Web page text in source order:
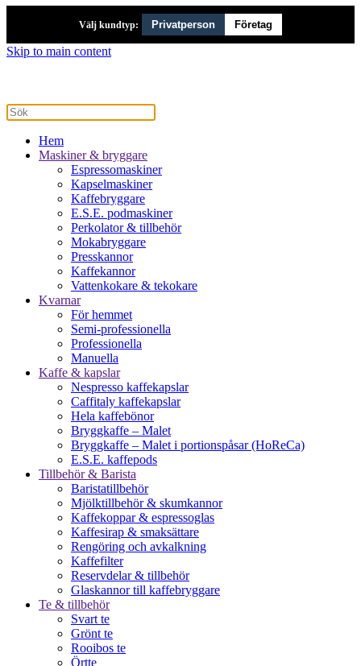
Välj kundtyp: Privatperson Företag
Skip to main content
Hem
Maskiner & bryggare
Espressomaskiner
Kapselmaskiner
Kaffebryggare
E.S.E. podmaskiner
Perkolator & tillbehör
Mokabryggare
Presskannor
Kaffekannor
Vattenkokare & tekokare
Kvarnar
För hemmet
Semi-professionella
Professionella
Manuella
Kaffe & kapslar
Nespresso kaffekapslar
Caffitaly kaffekapslar
Hela kaffebönor
Bryggkaffe – Malet
Bryggkaffe – Malet i portionspåsar (HoReCa)
E.S.E. kaffepods
Tillbehör & Barista
Baristatillbehör
Mjölktillbehör & skumkannor
Kaffekoppar & espressoglas
Kaffesirap & smaksättare
Rengöring och avkalkning
Kaffefilter
Reservdelar & tillbehör
Glaskannor till kaffebryggare
Te & tillbehör
Svart te
Grönt te
Rooibos te
Örtte